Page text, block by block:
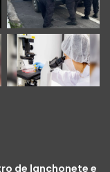
de lanchonete e